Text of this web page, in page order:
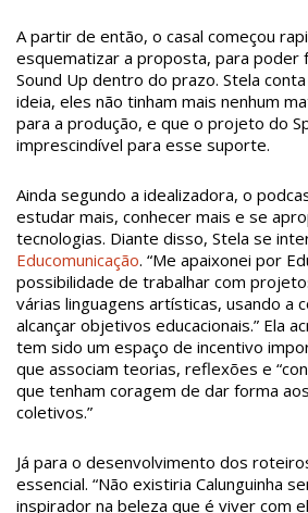
A partir de então, o casal começou
esquematizar a proposta, para poder
Sound Up dentro do prazo. Stela
ideia, eles não tinham mais nenhum
para a produção, e que o projeto do
imprescindível para esse suporte.
Ainda segundo a idealizadora, o
estudar mais, conhecer mais e se
tecnologias. Diante disso, Stela se
Educomunicação. “Me apaixonei por
possibilidade de trabalhar com
várias linguagens artísticas, usando a
alcançar objetivos educacionais.” Ela
tem sido um espaço de incentivo
que associam teorias, reflexões e
que tenham coragem de dar forma
coletivos.”
Já para o desenvolvimento dos
essencial. “Não existiria Calunguinha
inspirador na beleza que é viver com